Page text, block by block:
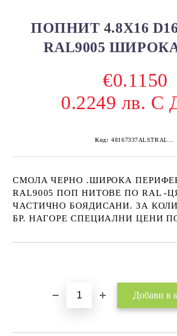
ПОПНИТ 4.8Х16 D16
RAL9005
€0.1150
0.2249 лв. С
Код:
СМОЛА ЧЕРНО .ШИРОКА
RAL9005 ПОП НИТОВЕ ПО RAL -
ЧАСТИЧНО БОЯДИСАНИ. ЗА
БР. НАГОРЕ СПЕЦИАЛНИ ЦЕНИ